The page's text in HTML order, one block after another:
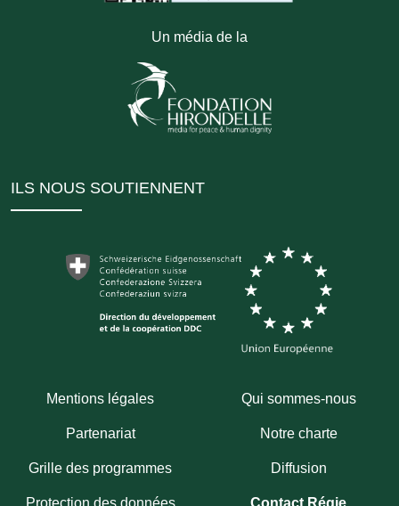
Un média de la
ILS NOUS SOUTIENNENT
Mentions légales Qui sommes-nous
Partenariat Notre charte
Grille des programmes Diffusion
Protection des données Contact Régie